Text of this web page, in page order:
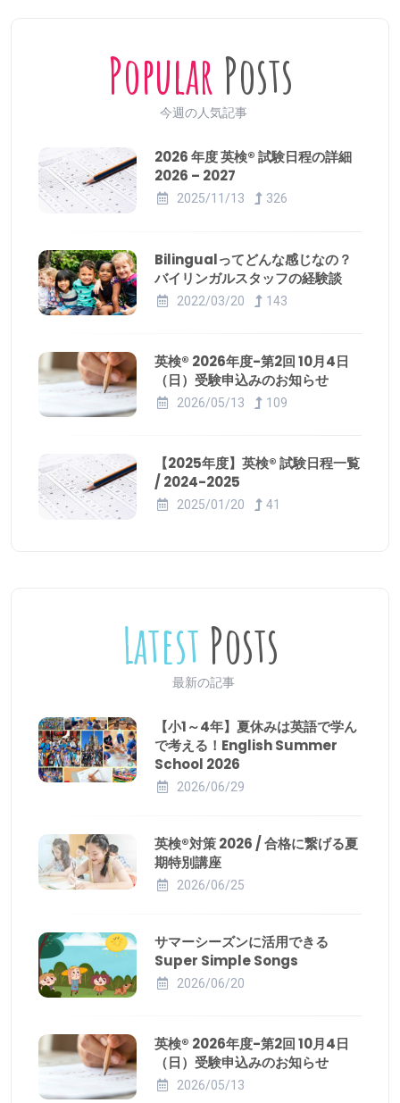
Popular Posts
今週の人気記事
2026 年度 英検® 試験日程の詳細
2026 – 2027
2025/11/13 326
Bilingualってどんな感じなの？
バイリンガルスタッフの経験談
2022/03/20 143
英検® 2026年度-第2回 10月4日
（日）受験申込みのお知らせ
2026/05/13 109
【2025年度】英検® 試験日程一覧
/ 2024-2025
2025/01/20 41
Latest Posts
最新の記事
【小1～4年】夏休みは英語で学ん
で考える！English Summer
School 2026
2026/06/29
英検®対策 2026 / 合格に繋げる夏
期特別講座
2026/06/25
サマーシーズンに活用できる
Super Simple Songs
2026/06/20
英検® 2026年度-第2回 10月4日
（日）受験申込みのお知らせ
2026/05/13